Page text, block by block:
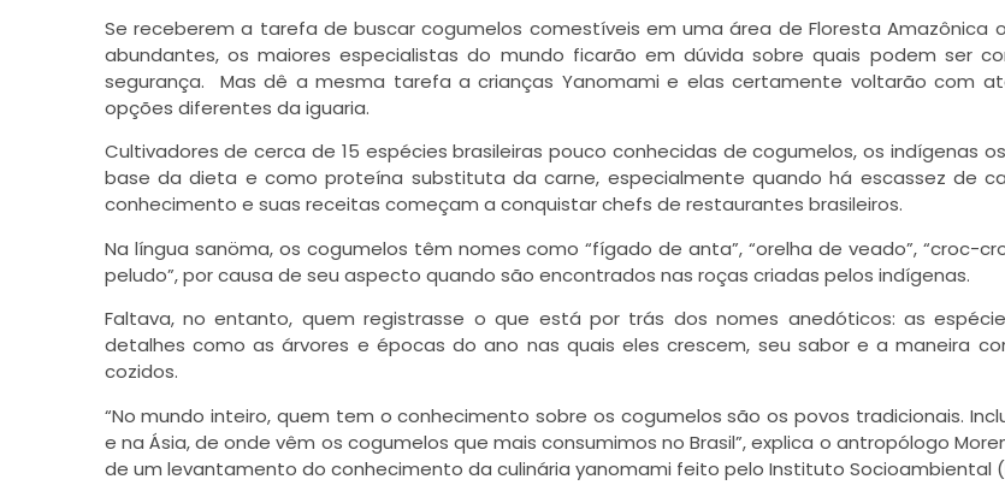
Se receberem a tarefa de buscar cogumelos comestíveis em uma área de Floresta Amazônica
abundantes, os maiores especialistas do mundo ficarão em dúvida sobre quais podem ser
segurança. Mas dê a mesma tarefa a crianças Yanomami e elas certamente voltarão com
opções diferentes da iguaria.
Cultivadores de cerca de 15 espécies brasileiras pouco conhecidas de cogumelos, os indígenas
base da dieta e como proteína substituta da carne, especialmente quando há escassez de
conhecimento e suas receitas começam a conquistar chefs de restaurantes brasileiros.
Na língua sanöma, os cogumelos têm nomes como “fígado de anta”, “orelha de veado”, “croc-
peludo”, por causa de seu aspecto quando são encontrados nas roças criadas pelos indígenas.
Faltava, no entanto, quem registrasse o que está por trás dos nomes anedóticos: as
detalhes como as árvores e épocas do ano nas quais eles crescem, seu sabor e a maneira
cozidos.
“No mundo inteiro, quem tem o conhecimento sobre os cogumelos são os povos tradicionais.
e na Ásia, de onde vêm os cogumelos que mais consumimos no Brasil”, explica o antropólogo
de um levantamento do conhecimento da culinária yanomami feito pelo Instituto Socioambiental